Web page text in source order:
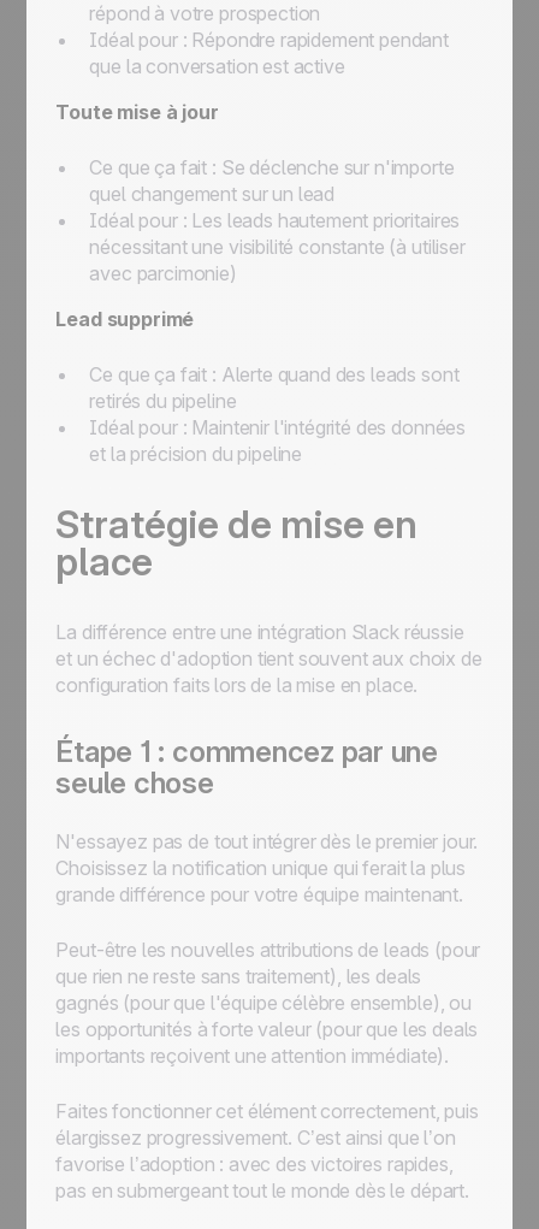
répond à votre prospection
Idéal pour : Répondre rapidement pendant
que la conversation est active
Toute mise à jour
Ce que ça fait : Se déclenche sur n'importe
quel changement sur un lead
Idéal pour : Les leads hautement prioritaires
nécessitant une visibilité constante (à utiliser
avec parcimonie)
Lead supprimé
Ce que ça fait : Alerte quand des leads sont
retirés du pipeline
Idéal pour : Maintenir l'intégrité des données
et la précision du pipeline
Stratégie de mise en
place
La différence entre une intégration Slack réussie
et un échec d'adoption tient souvent aux choix de
configuration faits lors de la mise en place.
Étape 1 : commencez par une
seule chose
N'essayez pas de tout intégrer dès le premier jour.
Choisissez la notification unique qui ferait la plus
grande différence pour votre équipe maintenant.
Peut-être les nouvelles attributions de leads (pour
que rien ne reste sans traitement), les deals
gagnés (pour que l'équipe célèbre ensemble), ou
les opportunités à forte valeur (pour que les deals
importants reçoivent une attention immédiate).
Faites fonctionner cet élément correctement, puis
élargissez progressivement. C’est ainsi que l’on
favorise l’adoption : avec des victoires rapides,
pas en submergeant tout le monde dès le départ.